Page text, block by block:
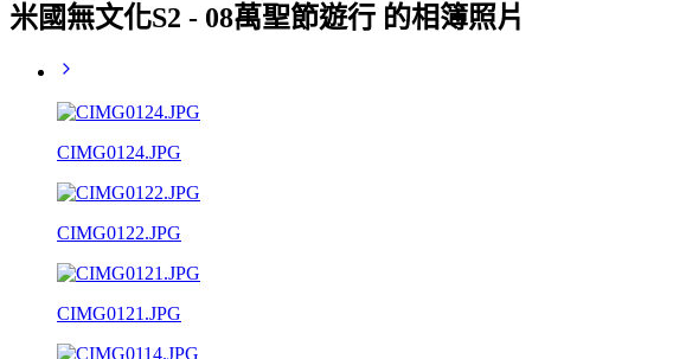
米國無文化S2 - 08萬聖節遊行 的相簿照片
CIMG0124.JPG
CIMG0122.JPG
CIMG0121.JPG